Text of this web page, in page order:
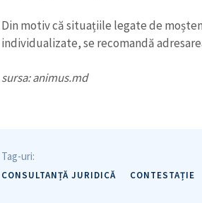
Din motiv că situațiile legate de
individualizate, se recomandă
sursa: animus.md
Tag-uri:
CONSULTANȚĂ JURIDICĂ CONTESTAȚIE